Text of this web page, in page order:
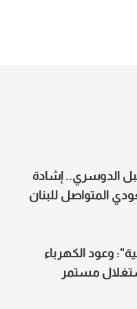
الدوسري.. إشادة
المتواصل للبنان
وعود الكهرباء
مستمر